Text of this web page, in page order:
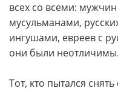
всех со всеми:
мусульманами,
ингушами, евреев с
они были неотличимы.
Тот, кто пытался